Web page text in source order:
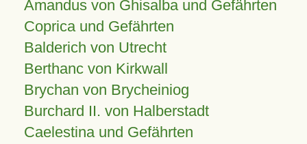
Amandus von Ghisalba und Gefährten
Coprica und Gefährten
Balderich von Utrecht
Berthanc von Kirkwall
Brychan von Brycheiniog
Burchard II. von Halberstadt
Caelestina und Gefährten